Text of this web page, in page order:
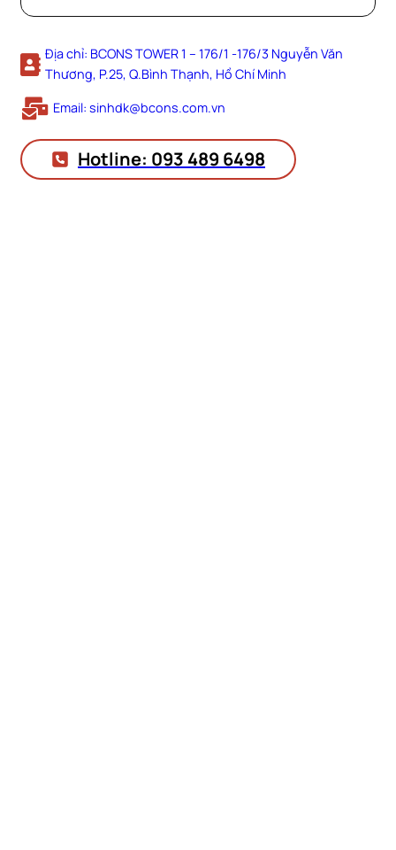
Địa chỉ: BCONS TOWER 1 – 176/1 -176/3 Nguyễn Văn
Thương, P.25, Q.Bình Thạnh, Hồ Chí Minh
Email: sinhdk@bcons.com.vn
Hotline: 093 489 6498